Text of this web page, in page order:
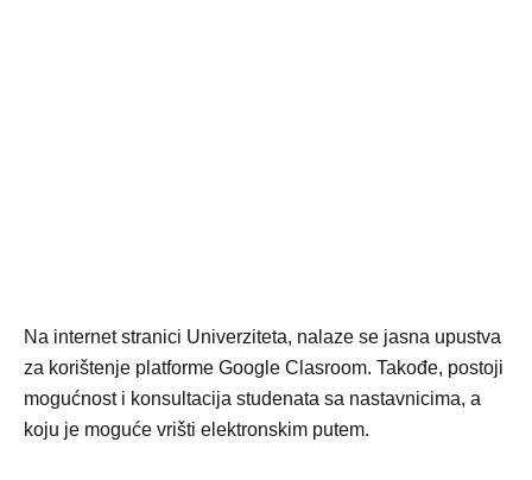
Na internet stranici Univerziteta, nalaze se jasna upustva
za korištenje platforme Google Clasroom. Takođe, postoji
mogućnost i konsultacija studenata sa nastavnicima, a
koju je moguće vrišti elektronskim putem.